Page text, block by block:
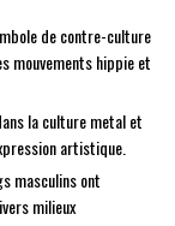
de contre-culture
mouvements hippie et
la culture metal et
artistique.
masculins ont
milieux